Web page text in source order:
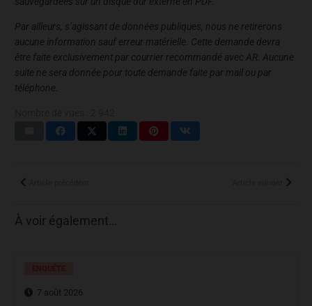
Par ailleurs, s’agissant de données publiques, nous ne retirerons
aucune information sauf erreur matérielle. Cette demande devra
être faite exclusivement par courrier recommandé avec AR. Aucune
suite ne sera donnée pour toute demande faite par mail ou par
téléphone.
À voir également…
7 août 2026